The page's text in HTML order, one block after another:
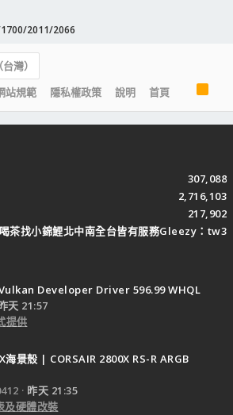
2011/2066
灣）
站規範 隱私權政策 說明 首頁
S
307,088
2,716,103
217,902
喝茶找小錦鯉北中南全台皆有服務Gleezy：tw3
Developer Driver 596.99 WHQL
天 21:57
提供
海景殼 | CORSAIR 2800X RS-R ARGB
昨天 21:35
及硬體改裝